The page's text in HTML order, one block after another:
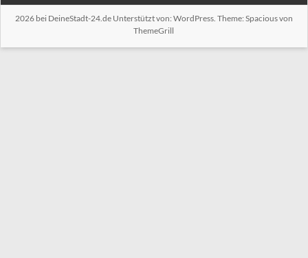
2026 bei DeineStadt-24.deUnterstützt von: WordPress. Theme: Spacious von
ThemeGrill